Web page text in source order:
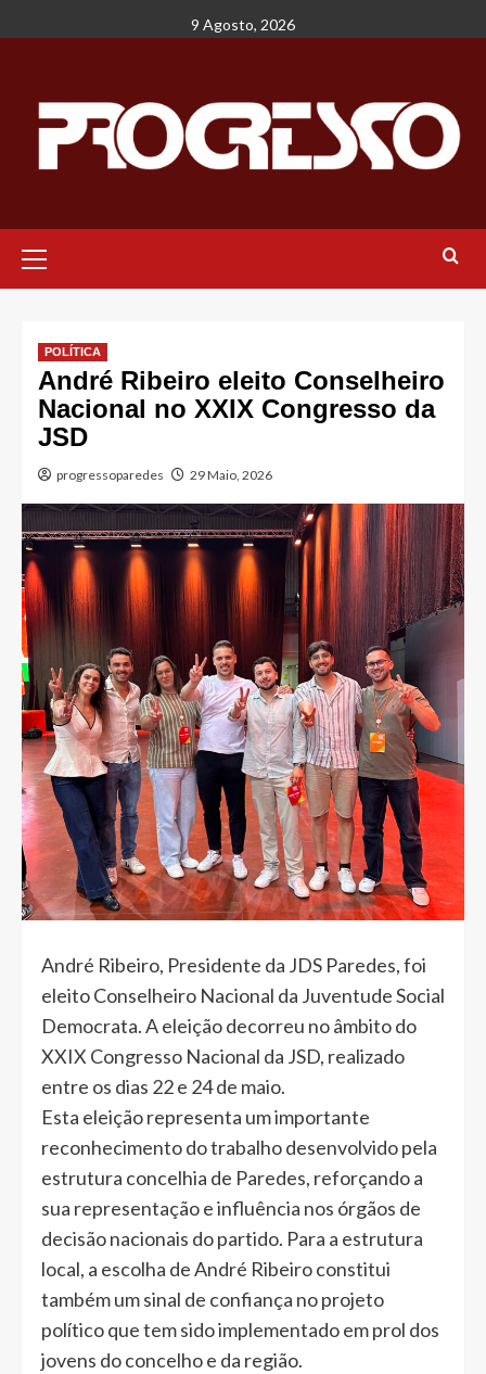
para
9 Agosto, 2026
principal
POLÍTICA
André Ribeiro eleito Conselheiro
Nacional no XXIX Congresso da
JSD
progressoparedes 29 Maio, 2026
André Ribeiro, Presidente da JDS Paredes, foi
eleito Conselheiro Nacional da Juventude Social
Democrata. A eleição decorreu no âmbito do
XXIX Congresso Nacional da JSD, realizado
entre os dias 22 e 24 de maio.
Esta eleição representa um importante
reconhecimento do trabalho desenvolvido pela
estrutura concelhia de Paredes, reforçando a
sua representação e influência nos órgãos de
decisão nacionais do partido. Para a estrutura
local, a escolha de André Ribeiro constitui
também um sinal de confiança no projeto
político que tem sido implementado em prol dos
jovens do concelho e da região.